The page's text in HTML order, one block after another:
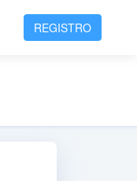
REGISTRO